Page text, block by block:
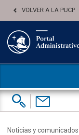
VOLVER A LA PUCP
Buscar:
Contáctenos
Noticias y comunicados